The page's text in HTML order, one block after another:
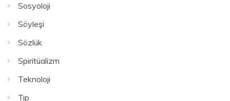
Sosyoloji
Söyleşi
Sözlük
Spiritüalizm
Teknoloji
Tıp